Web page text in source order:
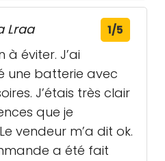
Lraa 1/5
à éviter. J’ai
une batterie avec
J’étais très clair
que je
vendeur m’a dit ok.
a été fait